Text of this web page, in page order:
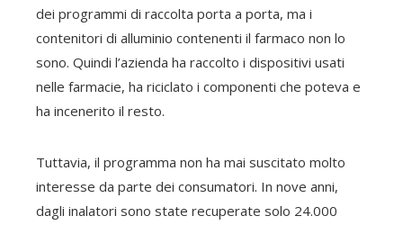
dei programmi di raccolta porta a porta, ma i
contenitori di alluminio contenenti il ​​farmaco non lo
sono. Quindi l’azienda ha raccolto i dispositivi usati
nelle farmacie, ha riciclato i componenti che poteva e
ha incenerito il resto.
Tuttavia, il programma non ha mai suscitato molto
interesse da parte dei consumatori. In nove anni,
dagli inalatori sono state recuperate solo 24.000